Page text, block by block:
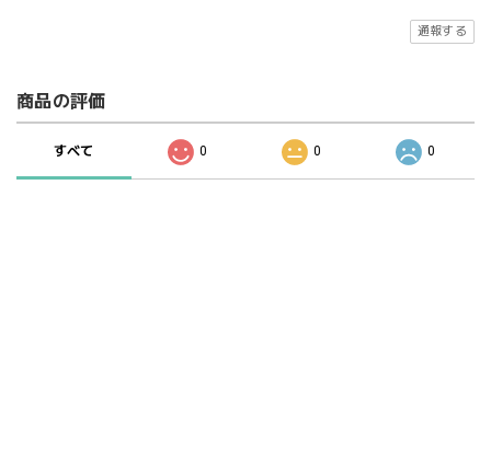
通報する
商品の評価
すべて 0 0 0